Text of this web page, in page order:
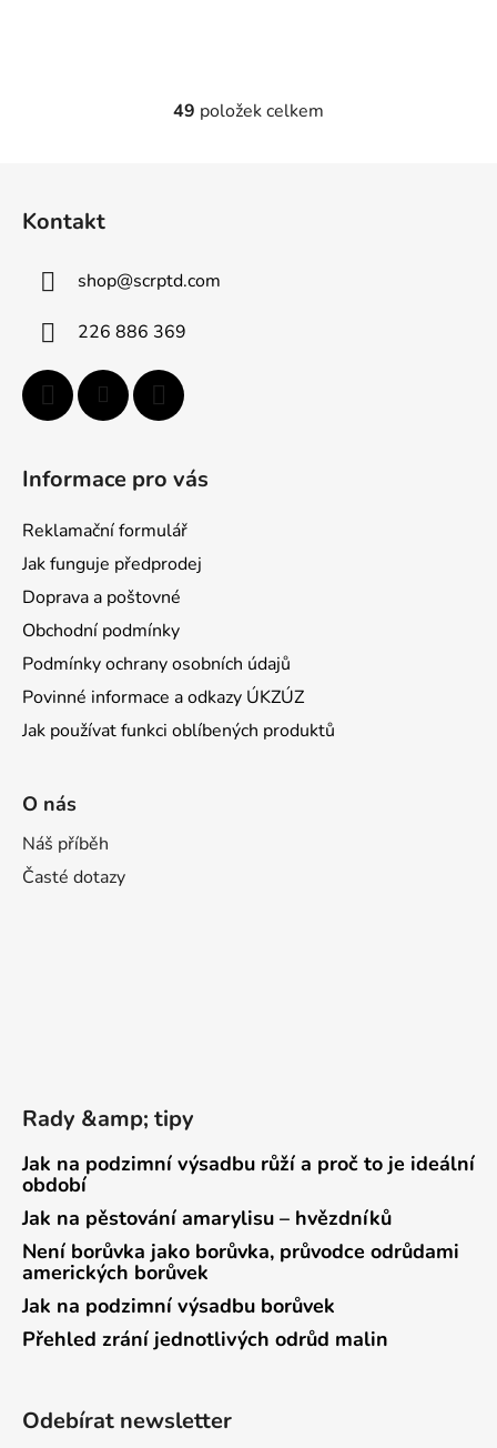
O
49 položek celkem
Kontakt
shop@scrptd.com
226 886 369
Informace pro vás
Reklamační formulář
Jak funguje předprodej
Doprava a poštovné
Obchodní podmínky
Podmínky ochrany osobních údajů
Povinné informace a odkazy ÚKZÚZ
Jak používat funkci oblíbených produktů
O nás
Náš příběh
Časté dotazy
Rady &amp; tipy
Jak na podzimní výsadbu růží a proč to je ideální
období
Jak na pěstování amarylisu – hvězdníků
Není borůvka jako borůvka, průvodce odrůdami
amerických borůvek
Jak na podzimní výsadbu borůvek
Přehled zrání jednotlivých odrůd malin
Odebírat newsletter